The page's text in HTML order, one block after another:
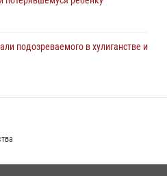
подозреваемого в хулиганстве и
в ведомственные вузы